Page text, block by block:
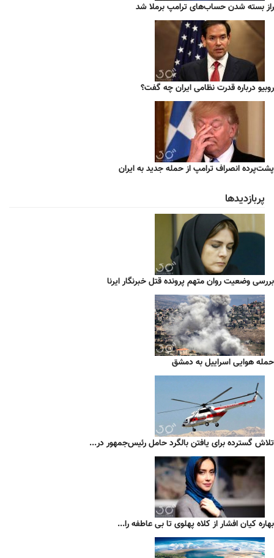
راز بسته شدن حساب‌های ترامپ برملا شد
روبیو درباره قدرت نظامی ایران چه گفت؟
پشت‌پرده انصراف ترامپ از حمله جدید به ایران
پربازدیدها
بررسی وضعیت روان متهم پرونده قتل خبرنگار ایرنا
حمله هوایی اسراییل به دمشق
تلاش گسترده برای یافتن بالگرد حامل رئیس‌جمهور در...
بهاره کیان افشار از کلاه پهلوی تا بی عاطفه را...